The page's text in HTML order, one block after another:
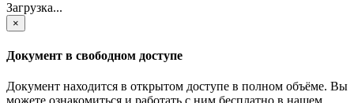
Загрузка...
×
Документ в свободном доступе
Документ находится в открытом доступе в полном объёме. Вы
можете ознакомиться и работать с ним бесплатно в нашем